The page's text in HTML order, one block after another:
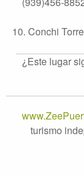
10. Conchi
¿Este lugar
turismo